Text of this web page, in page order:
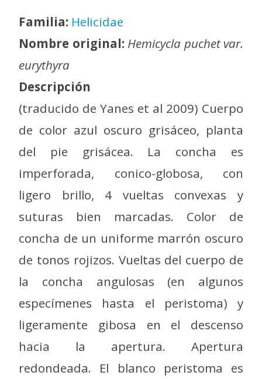
Familia: Helicidae
Nombre original: Hemicycla puchet var.
eurythyra
Descripción
(traducido de Yanes et al 2009) Cuerpo
de color azul oscuro grisáceo, planta
del pie grisácea. La concha es
imperforada, conico-globosa, con
ligero brillo, 4 vueltas convexas y
suturas bien marcadas. Color de
concha de un uniforme marrón oscuro
de tonos rojizos. Vueltas del cuerpo de
la concha angulosas (en algunos
especímenes hasta el peristoma) y
ligeramente gibosa en el descenso
hacia la apertura. Apertura
redondeada. El blanco peristoma es